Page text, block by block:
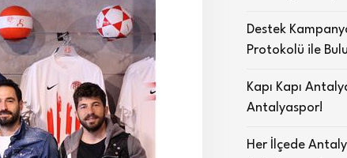
Destek
Protokolü ile
Kapı Kapı
Antalyaspor!
Her İlçede